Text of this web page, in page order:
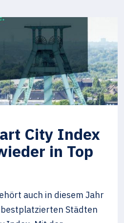
City Index
in Top
auch in diesem Jahr
Städten